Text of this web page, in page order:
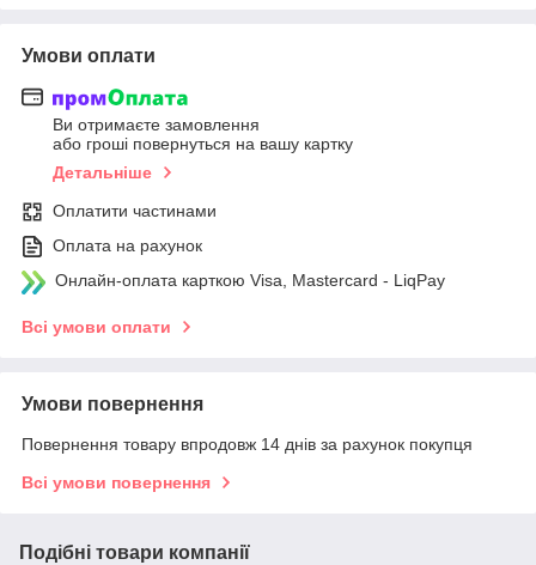
Умови оплати
Ви отримаєте замовлення
або гроші повернуться на вашу картку
Детальніше
Оплатити частинами
Оплата на рахунок
Онлайн-оплата карткою Visa, Mastercard - LiqPay
Всі умови оплати
Умови повернення
Повернення товару впродовж 14 днів за рахунок покупця
Всі умови повернення
Подібні товари компанії